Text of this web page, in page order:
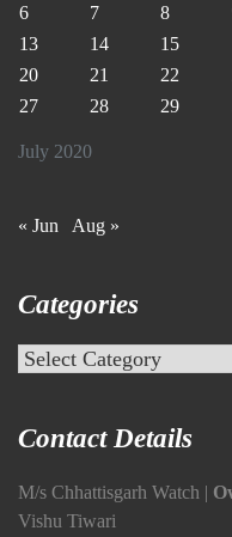
July 2020
6
7 8
13
14 15
20
21 22
27
28 29
« Jun Aug »
Categories
Categories
Contact Details
M/s Chhattisgarh Watch |
Vishu Tiwari